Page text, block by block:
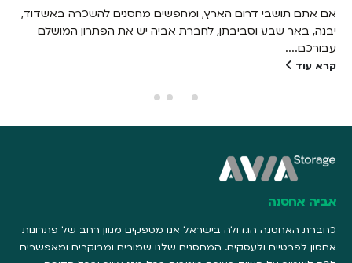
אם אתם תושבי דרום הארץ, ומחפשים מחסנים להשכרה באשדוד,
יבנה, באר שבע וסביבתן, לחברת אביה יש את הפתרון המושלם
עבורכם....
קרא עוד
אביה אחסנה
כחברת האחסנה הגדולה בישראל אנו מספקים מגוון רחב של פתרונות
אחסון לפרטיים ולעסקים. המחסנים שלנו שמורים ומבוקרים ומאפשרים